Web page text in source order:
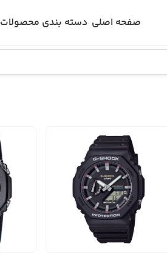
صفحه اصلی دسته بندی محصولات